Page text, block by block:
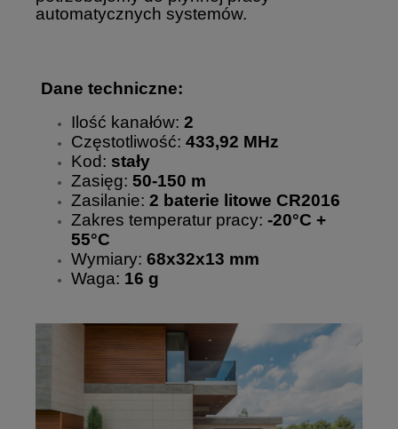
automatycznych systemów.
Dane techniczne:
Ilość kanałów: 2
Częstotliwość: 433,92 MHz
Kod: stały
Zasięg: 50-150 m
Zasilanie: 2 baterie litowe CR2016
Zakres temperatur pracy: -20°C +
55°C
Wymiary: 68x32x13 mm
Waga: 16 g